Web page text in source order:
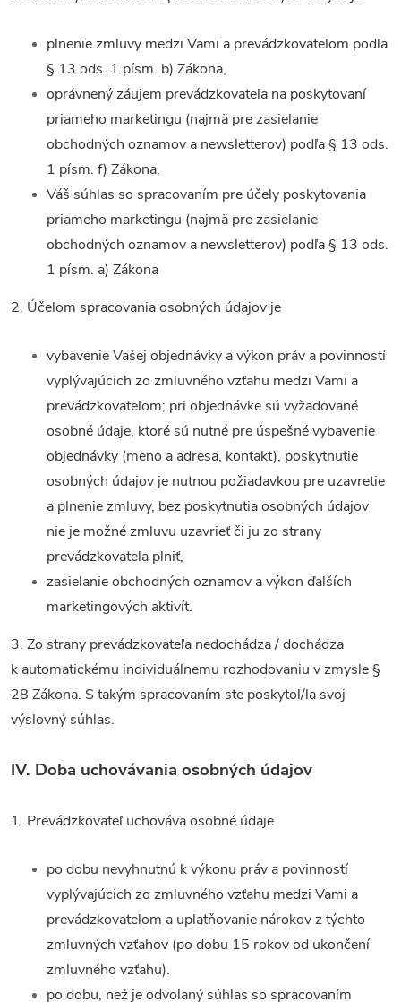
plnenie zmluvy medzi Vami a prevádzkovateľom podľa
§ 13 ods. 1 písm. b) Zákona,
oprávnený záujem prevádzkovateľa na poskytovaní
priameho marketingu (najmä pre zasielanie
obchodných oznamov a newsletterov) podľa § 13 ods.
1 písm. f) Zákona,
Váš súhlas so spracovaním pre účely poskytovania
priameho marketingu (najmä pre zasielanie
obchodných oznamov a newsletterov) podľa § 13 ods.
1 písm. a) Zákona
2. Účelom spracovania osobných údajov je
vybavenie Vašej objednávky a výkon práv a povinností
vyplývajúcich zo zmluvného vzťahu medzi Vami a
prevádzkovateľom; pri objednávke sú vyžadované
osobné údaje, ktoré sú nutné pre úspešné vybavenie
objednávky (meno a adresa, kontakt), poskytnutie
osobných údajov je nutnou požiadavkou pre uzavretie
a plnenie zmluvy, bez poskytnutia osobných údajov
nie je možné zmluvu uzavrieť či ju zo strany
prevádzkovateľa plniť,
zasielanie obchodných oznamov a výkon ďalších
marketingových aktivít.
3. Zo strany prevádzkovateľa nedochádza / dochádza
k automatickému individuálnemu rozhodovaniu v zmysle §
28 Zákona. S takým spracovaním ste poskytol/la svoj
výslovný súhlas.
IV. Doba uchovávania osobných údajov
1. Prevádzkovateľ uchováva osobné údaje
po dobu nevyhnutnú k výkonu práv a povinností
vyplývajúcich zo zmluvného vzťahu medzi Vami a
prevádzkovateľom a uplatňovanie nárokov z týchto
zmluvných vzťahov (po dobu 15 rokov od ukončení
zmluvného vzťahu).
po dobu, než je odvolaný súhlas so spracovaním